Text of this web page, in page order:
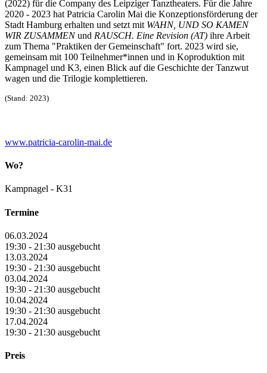
(2022) für die Company des Leipziger Tanztheaters. Für die Jahre
2020 - 2023 hat Patricia Carolin Mai die Konzeptionsförderung der
Stadt Hamburg erhalten und setzt mit WAHN, UND SO KAMEN
WIR ZUSAMMENund RAUSCH. Eine Revision (AT) ihre Arbeit
zum Thema "Praktiken der Gemeinschaft" fort. 2023 wird sie,
gemeinsam mit 100 Teilnehmer*innen und in Koproduktion mit
Kampnagel und K3, einen Blick auf die Geschichte der Tanzwut
wagen und die Trilogie komplettieren.
(Stand: 2023)
www.patricia-carolin-mai.de
Wo?
Kampnagel - K31
Termine
06.03.2024
19:30 - 21:30 ausgebucht
13.03.2024
19:30 - 21:30 ausgebucht
03.04.2024
19:30 - 21:30 ausgebucht
10.04.2024
19:30 - 21:30 ausgebucht
17.04.2024
19:30 - 21:30 ausgebucht
Preis